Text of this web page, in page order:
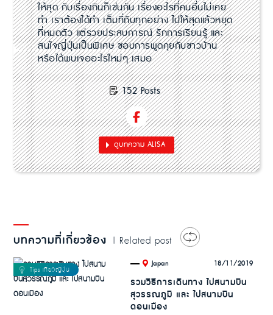
ให้สุด กับเรื่องกินก็เช่นกัน เรื่องอะไรที่คนอื่นไม่เคย
ทำ เราต้องได้ทำ เต็มที่กับทุกอย่าง ไปให้สุดแล้วหยุด
ที่หมดตัว แต่รวยประสบการณ์ รักการเรียนรู้ และ
สนใจญี่ปุ่นเป็นพิเศษ ชอบการพูดคุยกับชาวบ้าน
หรือได้พบเจออะไรใหม่ๆ เสมอ
152 Posts
ดูบทความ ALISA
บทความที่เกี่ยวข้อง | Related post
. Japan 18/11/2019
รวมวิธีการเดินทาง ไปสนามบิน
สุวรรณภูมิ และ ไปสนามบิน
ดอนเมือง